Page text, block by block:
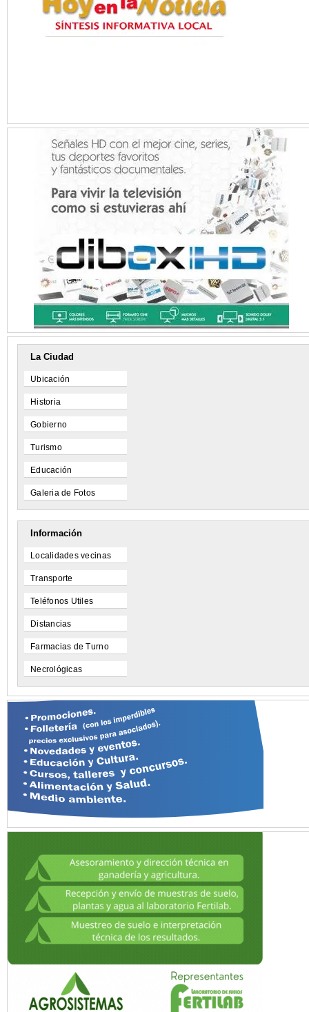
La Ciudad
Ubicación
Historia
Gobierno
Turismo
Educación
Galeria de Fotos
Información
Localidades vecinas
Transporte
Teléfonos Utiles
Distancias
Farmacias de Turno
Necrológicas